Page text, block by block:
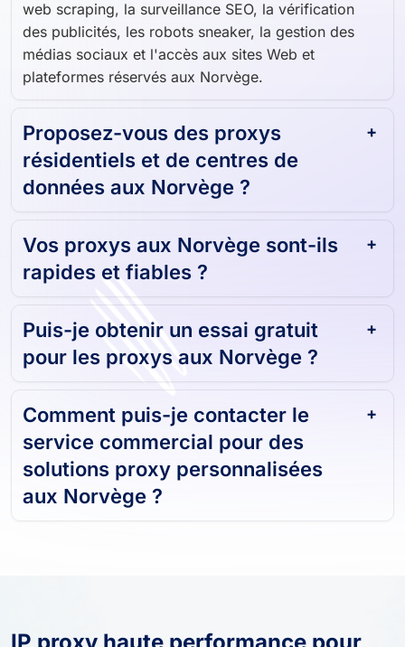
Les proxys Norvèges sont largement utilisés pour le
web scraping, la surveillance SEO, la vérification
des publicités, les robots sneaker, la gestion des
médias sociaux et l'accès aux sites Web et
Proposez-vous des proxys
résidentiels et de centres de
Vos proxys aux Norvège sont-ils
rapides et fiables ?
Puis-je obtenir un essai gratuit
pour les proxys aux Norvège ?
Comment puis-je contacter le
service commercial pour des
solutions proxy personnalisées